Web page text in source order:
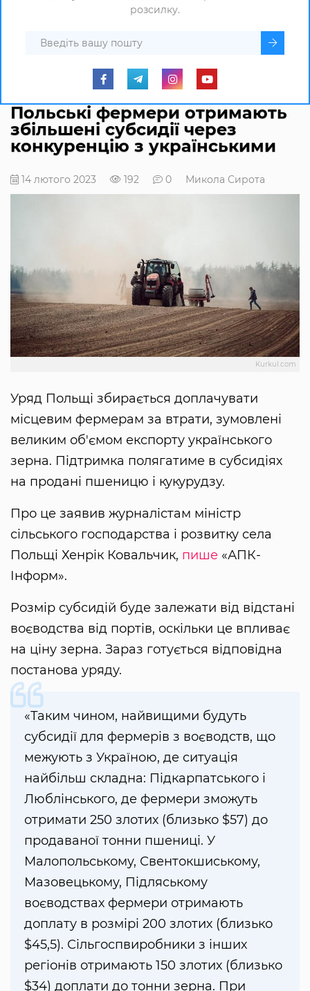
розсилку.
Польські фермери отримають
збільшені субсидії через
конкуренцію з українськими
14 лютого 2023 192 0 Микола Сирота
Kurkul.com
Уряд Польщі збирається доплачувати
місцевим фермерам за втрати, зумовлені
великим об'ємом експорту українського
зерна. Підтримка полягатиме в субсидіях
на продані пшеницю і кукурудзу.
Про це заявив журналістам міністр
сільського господарства і розвитку села
Польщі Хенрік Ковальчик, пише «АПК-
Інформ».
Розмір субсидій буде залежати від відстані
воєводства від портів, оскільки це впливає
на ціну зерна. Зараз готується відповідна
постанова уряду.
«Таким чином, найвищими будуть
субсидії для фермерів з воєводств, що
межують з Україною, де ситуація
найбільш складна: Підкарпатського і
Люблінського, де фермери зможуть
отримати 250 злотих (близько $57) до
продаваної тонни пшениці. У
Малопольському, Свентокшиському,
Мазовецькому, Підляському
воєводствах фермери отримають
доплату в розмірі 200 злотих (близько
$45,5). Сільгоспвиробники з інших
регіонів отримають 150 злотих (близько
$34) доплати до тонни зерна. При